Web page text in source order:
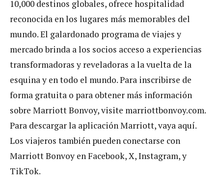
10,000 destinos globales, ofrece hospitalidad
reconocida en los lugares más memorables del
mundo. El galardonado programa de viajes y
mercado brinda a los socios acceso a experiencias
transformadoras y reveladoras a la vuelta de la
esquina y en todo el mundo. Para inscribirse de
forma gratuita o para obtener más información
sobre Marriott Bonvoy, visite marriottbonvoy.com.
Para descargar la aplicación Marriott, vaya aquí.
Los viajeros también pueden conectarse con
Marriott Bonvoy en Facebook, X, Instagram, y
TikTok.